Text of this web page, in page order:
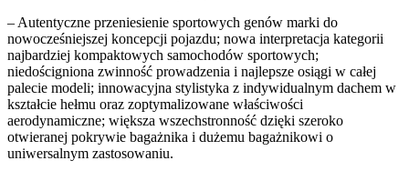
– Autentyczne przeniesienie sportowych genów marki do
nowocześniejszej koncepcji pojazdu; nowa interpretacja kategorii
najbardziej kompaktowych samochodów sportowych;
niedościgniona zwinność prowadzenia i najlepsze osiągi w całej
palecie modeli; innowacyjna stylistyka z indywidualnym dachem w
kształcie hełmu oraz zoptymalizowane właściwości
aerodynamiczne; większa wszechstronność dzięki szeroko
otwieranej pokrywie bagażnika i dużemu bagażnikowi o
uniwersalnym zastosowaniu.